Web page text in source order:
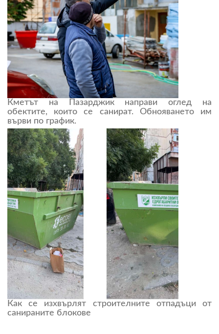
Кметът на Пазарджик направи оглед на
обектите, които се санират. Обнояването им
върви по график.
Как се изхвърлят строителните отпадъци от
санираните блокове